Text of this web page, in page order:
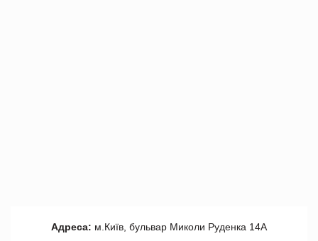
Адреса: м.Київ, бульвар Миколи Руденка 14А